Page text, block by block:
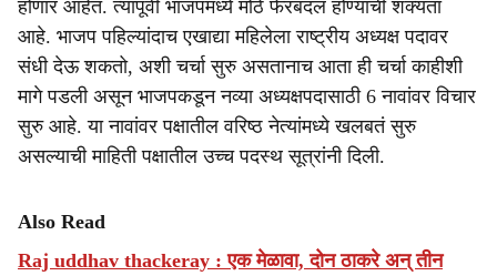
होणार आहेत. त्यापूर्वी भाजपमध्ये मोठे फेरबदल होण्याची शक्यता
आहे. भाजप पहिल्यांदाच एखाद्या महिलेला राष्ट्रीय अध्यक्ष पदावर
संधी देऊ शकतो, अशी चर्चा सुरु असतानाच आता ही चर्चा काहीशी
मागे पडली असून भाजपकडून नव्या अध्यक्षपदासाठी 6 नावांवर विचार
सुरु आहे. या नावांवर पक्षातील वरिष्ठ नेत्यांमध्ये खलबतं सुरु
असल्याची माहिती पक्षातील उच्च पदस्थ सूत्रांनी दिली.
Also Read
Raj uddhav thackeray : एक मेळावा, दोन ठाकरे अन् तीन